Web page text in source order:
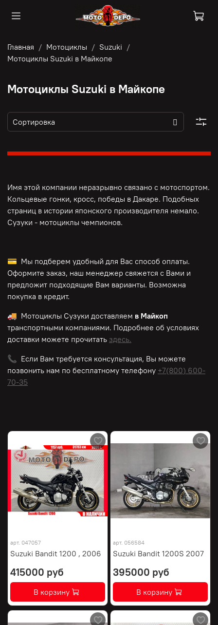
Главная Мотоциклы
Suzuki
Мотоциклы Suzuki в Майкопе
Мотоциклы Suzuki в Майкопе
Имя этой компании неразрывно связано с мотоспортом.
Кольцевые гонки, кросс, победы в Дакаре. Подобных
страниц в истории японского производителя немало.
Сузуки - мотоциклы чемпионов.
💳 Мы подберем удобный для Вас способ оплаты.
Оформите заказ, наш менеджер свяжется с Вами и
предложит подходящие Вам варианты. Возможна
покупка в кредит.
🚚 Мотоциклы Сузуки доставляем в Майкоп
транспортными компаниями. Подробнее об условиях
доставки можете прочитать здесь.
📞 Если Вам требуется консультация, Вы можете
позвонить нам по бесплатному телефону +7(800) 600-
70-35
арт. 047057
Suzuki Bandit 1200 , 2006
415000 руб
В корзину
арт. 056584
Suzuki Bandit 1200S 2007
395000 руб
В корзину